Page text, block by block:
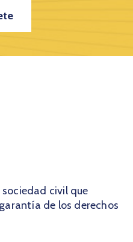
civil que
de los derechos